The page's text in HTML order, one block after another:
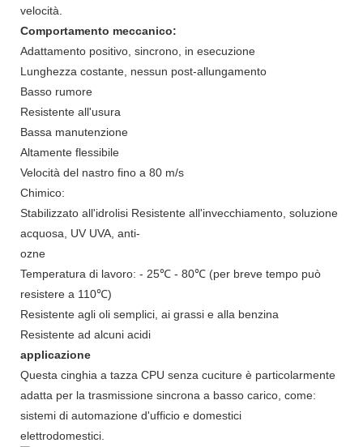
velocità.
Comportamento meccanico:
Adattamento positivo, sincrono, in esecuzione
Lunghezza costante, nessun post-allungamento
Basso rumore
Resistente all'usura
Bassa manutenzione
Altamente flessibile
Velocità del nastro fino a 80 m/s
Chimico:
Stabilizzato all'idrolisi Resistente all'invecchiamento, soluzione
acquosa, UV UVA, anti-
ozne
Temperatura di lavoro: - 25℃ - 80℃ (per breve tempo può
resistere a 110℃)
Resistente agli oli semplici, ai grassi e alla benzina
Resistente ad alcuni acidi
applicazione
Questa cinghia a tazza CPU senza cuciture è particolarmente
adatta per la trasmissione sincrona a basso carico, come:
sistemi di automazione d'ufficio e domestici
elettrodomestici.